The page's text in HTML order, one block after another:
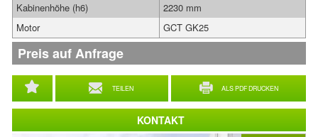
TEILEN ALS PDF DRUCKEN
Kabinenhöhe (h6)
2230 mm
Motor
GCT GK25
Preis auf Anfrage
KONTAKT